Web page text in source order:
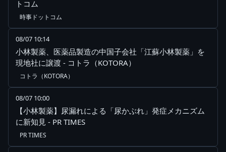
トコム
時事ドットコム
08/07 10:14
小林製薬、医薬品製造の中国子会社「江蘇小林製薬」を
現地社に譲渡 - コトラ（KOTORA）
コトラ（KOTORA）
08/07 10:00
【小林製薬】尿漏れによる「尿かぶれ」発症メカニズム
に新知見 - PR TIMES
PR TIMES